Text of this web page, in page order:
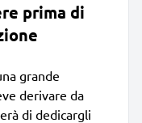
prima di
grande
derivare da
di dedicargli